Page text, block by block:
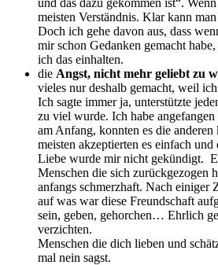
meisten Verständnis. Klar kann
Doch ich gehe davon aus, dass
mir schon Gedanken gemacht
ich das einhalten.
die Angst, nicht mehr geliebt zu
vieles nur deshalb gemacht, weil
Ich sagte immer ja, unterstützte
zu viel wurde. Ich habe
am Anfang, konnten es die
meisten akzeptierten es einfach
Liebe wurde mir nicht gekündigt.
Menschen die sich zurückgezogen
anfangs schmerzhaft. Nach einiger
auf was war diese Freundschaft
sein, geben, gehorchen… Ehrlich
verzichten.
Menschen die dich lieben und
mal nein sagst.